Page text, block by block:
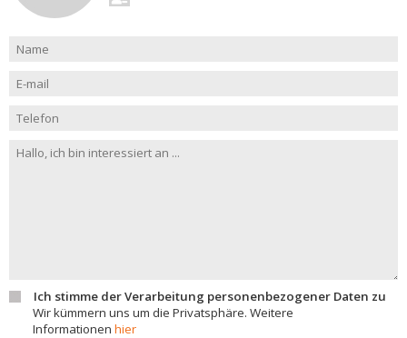
Ich stimme der Verarbeitung personenbezogener Daten zu
Wir kümmern uns um die Privatsphäre. Weitere
Informationen hier